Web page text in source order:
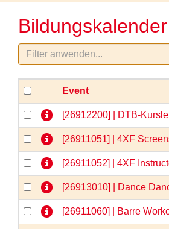
Event
[26912200] | DTB-
[26911051] | 4XF
[26911052] | 4XF
[26913010] | Dance
[26911060] | Barre